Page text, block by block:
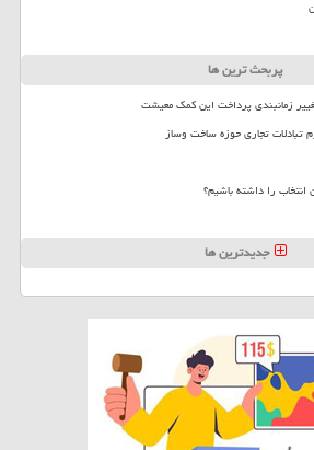
پربحث ترین ها
زمانبندی پرداخت این کمک معیشت
را داشته باشیم؟
جدیدترین ها